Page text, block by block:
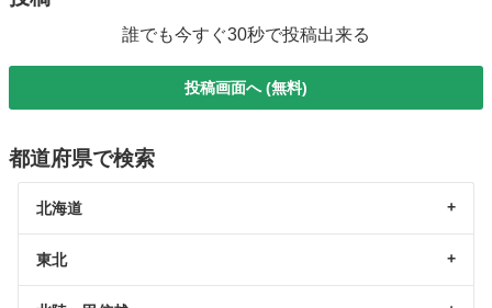
誰でも今すぐ30秒で投稿出来る
投稿画面へ (無料)
都道府県で検索
北海道
東北